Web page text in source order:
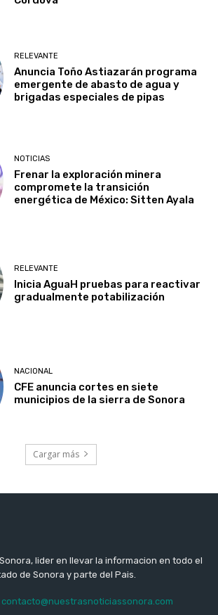
RELEVANTE
Anuncia Toño Astiazarán programa
emergente de abasto de agua y
brigadas especiales de pipas
NOTICIAS
Frenar la exploración minera
compromete la transición
energética de México: Sitten Ayala
RELEVANTE
Inicia AguaH pruebas para reactivar
gradualmente potabilización
NACIONAL
CFE anuncia cortes en siete
municipios de la sierra de Sonora
Cargar más
lider en llevar la informacion en todo el
de Sonora y parte del Pais.
contacto@nuestrasnoticiassonora.com